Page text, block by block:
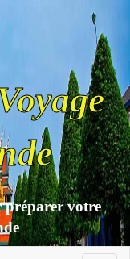
préparer votre